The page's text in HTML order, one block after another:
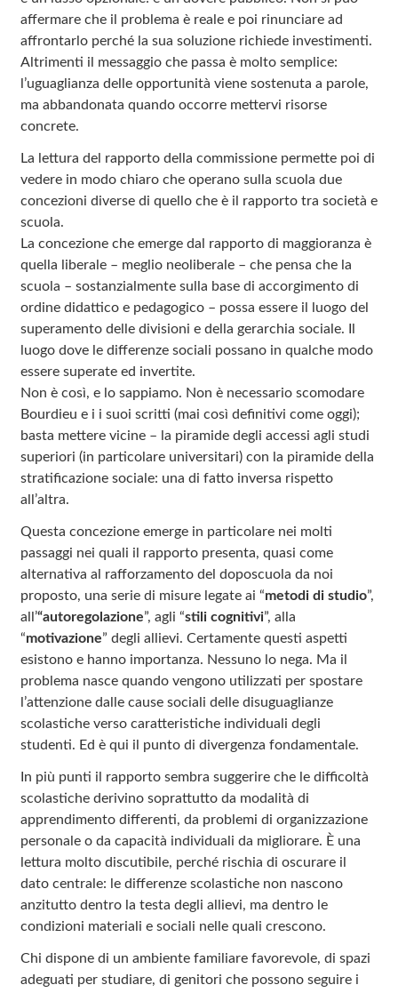
affermare che il problema è reale e poi rinunciare ad
affrontarlo perché la sua soluzione richiede investimenti.
Altrimenti il messaggio che passa è molto semplice:
l’uguaglianza delle opportunità viene sostenuta a parole,
ma abbandonata quando occorre mettervi risorse
concrete.
La lettura del rapporto della commissione permette poi di
vedere in modo chiaro che operano sulla scuola due
concezioni diverse di quello che è il rapporto tra società e
scuola.
La concezione che emerge dal rapporto di maggioranza è
quella liberale – meglio neoliberale – che pensa che la
scuola – sostanzialmente sulla base di accorgimento di
ordine didattico e pedagogico – possa essere il luogo del
superamento delle divisioni e della gerarchia sociale. Il
luogo dove le differenze sociali possano in qualche modo
essere superate ed invertite.
Non è così, e lo sappiamo. Non è necessario scomodare
Bourdieu e i i suoi scritti (mai così definitivi come oggi);
basta mettere vicine – la piramide degli accessi agli studi
superiori (in particolare universitari) con la piramide della
stratificazione sociale: una di fatto inversa rispetto
all’altra.
Questa concezione emerge in particolare nei molti
passaggi nei quali il rapporto presenta, quasi come
alternativa al rafforzamento del doposcuola da noi
proposto, una serie di misure legate ai “metodi di studio”,
all’“autoregolazione”, agli “stili cognitivi”, alla
“motivazione” degli allievi. Certamente questi aspetti
esistono e hanno importanza. Nessuno lo nega. Ma il
problema nasce quando vengono utilizzati per spostare
l’attenzione dalle cause sociali delle disuguaglianze
scolastiche verso caratteristiche individuali degli
studenti. Ed è qui il punto di divergenza fondamentale.
In più punti il rapporto sembra suggerire che le difficoltà
scolastiche derivino soprattutto da modalità di
apprendimento differenti, da problemi di organizzazione
personale o da capacità individuali da migliorare. È una
lettura molto discutibile, perché rischia di oscurare il
dato centrale: le differenze scolastiche non nascono
anzitutto dentro la testa degli allievi, ma dentro le
condizioni materiali e sociali nelle quali crescono.
Chi dispone di un ambiente familiare favorevole, di spazi
adeguati per studiare, di genitori che possono seguire i